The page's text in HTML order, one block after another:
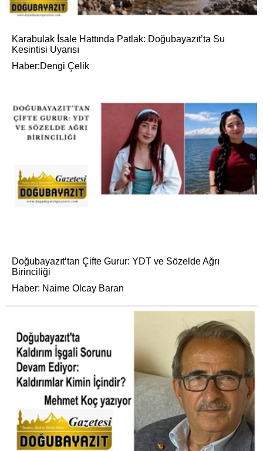
Karabulak İsale Hattında Patlak: Doğubayazıt’ta Su
Kesintisi Uyarısı
Haber:Dengi Çelik
Doğubayazıt’tan Çifte Gurur: YDT ve Sözelde Ağrı
Birinciliği
Haber: Naime Olcay Baran